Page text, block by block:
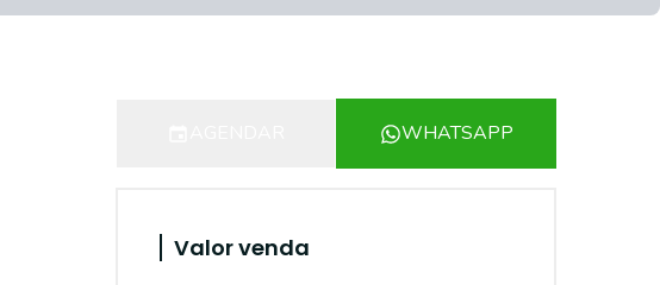
WHATSAPP
Valor venda